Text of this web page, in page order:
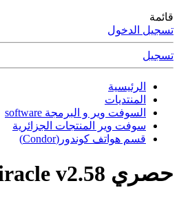
قائمة
تسجيل الدخول
تسجيل
الرئيسية
المنتديات
السوفت وير و البرمجة software
سوفت وير المنتجات الجزائرية
قسم هواتف كوندور(Condor)
حصري v2.58